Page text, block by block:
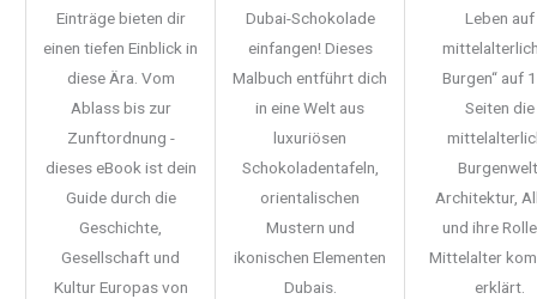
Einträge bieten dir
einen tiefen Einblick in
diese Ära. Vom
Ablass bis zur
Zunftordnung -
dieses eBook ist dein
Guide durch die
Geschichte,
Gesellschaft und
Kultur Europas von
Dubai-Schokolade
einfangen! Dieses
Malbuch entführt dich
in eine Welt aus
luxuriösen
Schokoladentafeln,
orientalischen
Mustern und
ikonischen Elementen
Dubais.
Leben auf
Burgen“ auf
Seiten die
Architektur,
und ihre
Mittelalter
erklärt.